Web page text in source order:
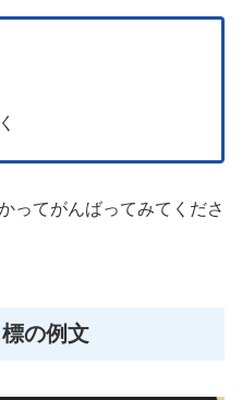
ってがんばってみてくださ
の例文